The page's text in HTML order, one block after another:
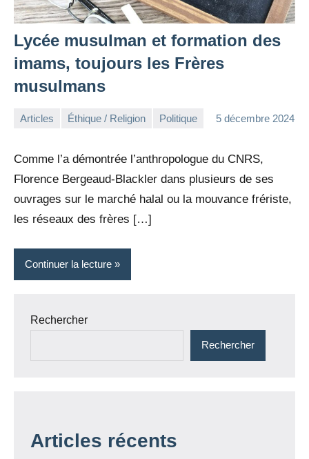
Lycée musulman et formation des
imams, toujours les Frères
musulmans
Articles Éthique / Religion Politique 5 décembre 2024
Comme l’a démontrée l’anthropologue du CNRS,
Florence Bergeaud-Blackler dans plusieurs de ses
ouvrages sur le marché halal ou la mouvance frériste,
les réseaux des frères […]
Continuer la lecture
Rechercher
Rechercher
Articles récents